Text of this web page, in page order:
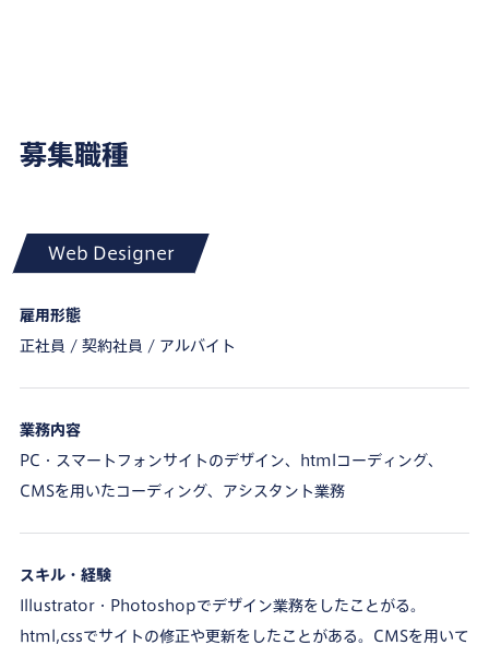
募集職種
Web Designer
雇用形態
正社員 / 契約社員 / アルバイト
業務内容
PC・スマートフォンサイトのデザイン、htmlコーディング、
CMSを用いたコーディング、アシスタント業務
スキル・経験
Illustrator・Photoshopでデザイン業務をしたことがる。
html,cssでサイトの修正や更新をしたことがある。CMSを用いて